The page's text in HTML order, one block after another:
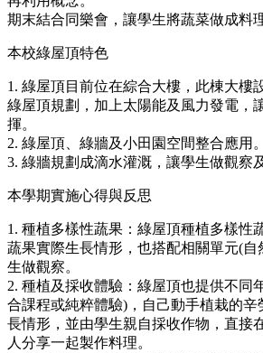
期末結合同樂會，讓學生將蔬菜做成料理
本校綠屋頂特色
1. 綠屋頂目前位在綜合大樓，此棟大樓
綠屋頂規劃，加上太陽能及風力發電，
揮。
2. 綠屋頂、綠牆及小田園空間整合應用。
3. 綠牆規劃成滴水灌溉，讓學生做觀察
本學期實施心得與反思
1. 種植多樣性蔬果：綠屋頂種植多樣性
蔬果實際生長情形，也搭配相關單元(
生做觀察。
2. 種植及採收體驗：綠屋頂也提供不同
合課程或純粹體驗)，自己動手植栽的辛
長情形，並由學生親自採收作物，直接
人分享一起製作料理。